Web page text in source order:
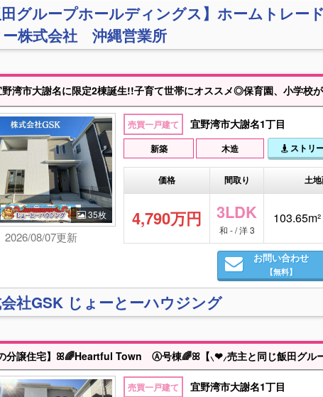
グループホールディングス】ホームトレー
株式会社 沖縄営業所
大謝名に限定2棟誕生!!子育て世帯にオススメ◎保育園、小学校が徒歩10分圏内! 家具家電、お引越し等の費用も含めてご相談いただけます！住宅ローンの事前審査からご相
35枚
2026/08/07更新
売買一戸建て 宜野湾市大謝名1丁目
新築 木造 ストリ
価格 間取り 土
4,790万円 3LDK
和 - / 洋 3
お問い合わせ
【無料】
社GSK じょーとーハウジング
売買一戸建て 宜野湾市大謝名1丁目